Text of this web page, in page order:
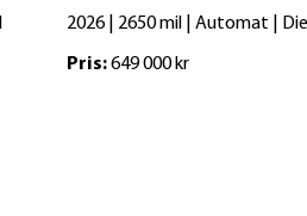
2026 | 2650 mil | Automat |
Pris:649 000 kr